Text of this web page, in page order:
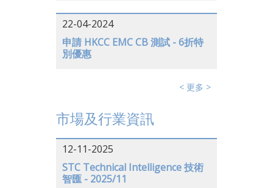
22-04-2024
申請 HKCC EMC CB 測試 - 6折特
別優惠
< 更多 >
市場及行業資訊
12-11-2025
STC Technical Intelligence 技術
智匯 - 2025/11